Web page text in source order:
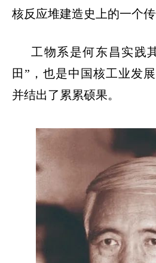
核反应堆建造史上的一个传
工物系是何东昌实践
田 ” ，也是中国核工业发
并结出了累累硕果。